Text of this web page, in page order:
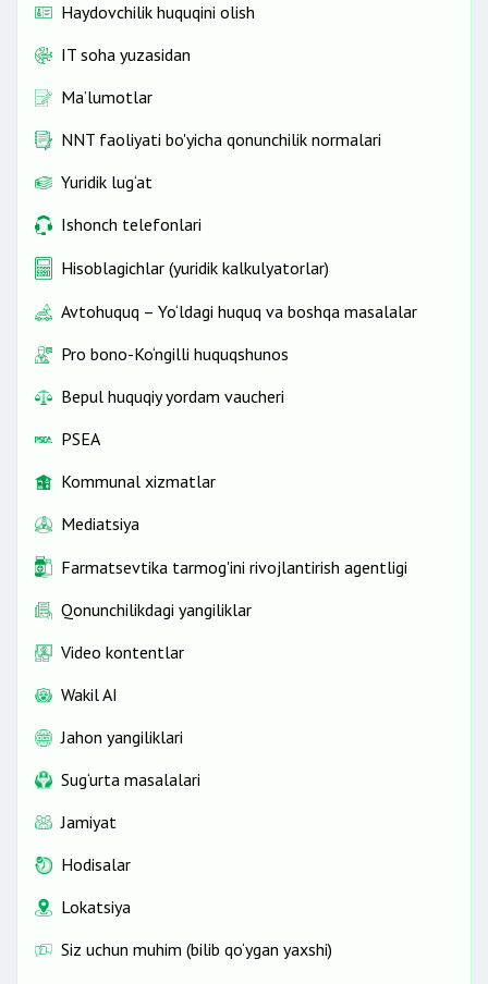
Haydovchilik huquqini olish
IT soha yuzasidan
Ma’lumotlar
NNT faoliyati bo'yicha qonunchilik normalari
Yuridik lug‘at
Ishonch telefonlari
Hisoblagichlar (yuridik kalkulyatorlar)
Avtohuquq – Yo‘ldagi huquq va boshqa masalalar
Pro bono-Ko‘ngilli huquqshunos
Bepul huquqiy yordam vaucheri
PSEA
Kommunal xizmatlar
Mediatsiya
Farmatsevtika tarmog'ini rivojlantirish agentligi
Qonunchilikdagi yangiliklar
Video kontentlar
Wakil AI
Jahon yangiliklari
Sug‘urta masalalari
Jamiyat
Hodisalar
Lokatsiya
Siz uchun muhim (bilib qo‘ygan yaxshi)